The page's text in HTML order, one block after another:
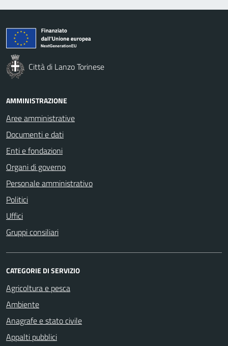
Città di Lanzo Torinese
AMMINISTRAZIONE
Aree amministrative
Documenti e dati
Enti e fondazioni
Organi di governo
Personale amministrativo
Politici
Uffici
Gruppi consiliari
CATEGORIE DI SERVIZIO
Agricoltura e pesca
Ambiente
Anagrafe e stato civile
Appalti pubblici